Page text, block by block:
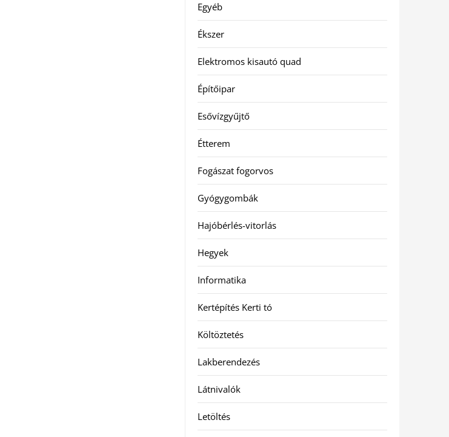
Egyéb
Ékszer
Elektromos kisautó quad
Építőipar
Esővízgyűjtő
Étterem
Fogászat fogorvos
Gyógygombák
Hajóbérlés-vitorlás
Hegyek
Informatika
Kertépítés Kerti tó
Költöztetés
Lakberendezés
Látnivalók
Letöltés